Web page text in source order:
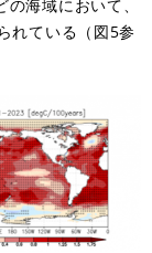
海域において、
れている（図5参